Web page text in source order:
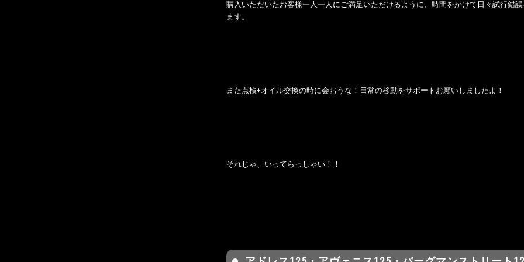
購入いただいたお客様一人一人にご満足いただけるように、時間をかけて日々試行錯
ます。
また点検+オイル交換の時に会おうな！日常の移動をサポートお願いしましたよ！
それじゃ、いってらっしゃい！！